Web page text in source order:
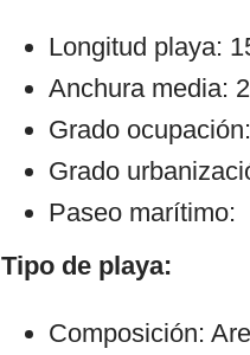
Longitud playa:
Anchura media:
Grado
Grado
Paseo marítimo:
Tipo de playa:
Composición: